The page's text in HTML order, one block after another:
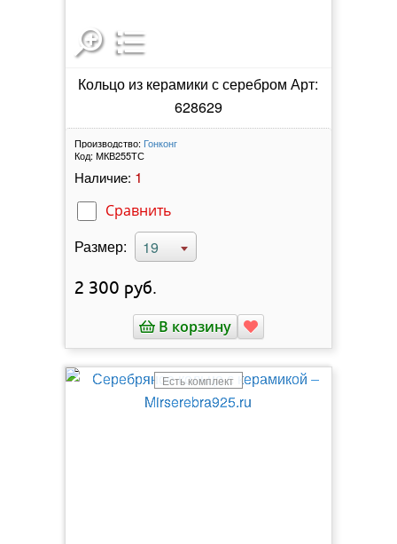
Кольцо из керамики с серебром Арт:
628629
Производство: Гонконг
Код: МКВ255ТС
Наличие: 1
Сравнить
Размер: 19
2 300 руб.
В корзину
Есть комплект